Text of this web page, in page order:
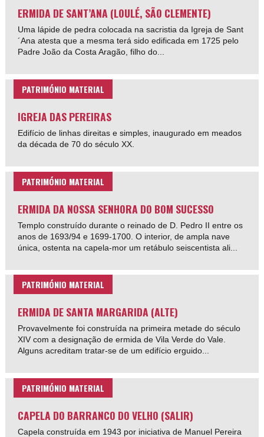
ERMIDA DE SANT’ANA (LOULÉ, SÃO CLEMENTE)
Uma lápide de pedra colocada na sacristia da Igreja de Sant
´Ana atesta que a mesma terá sido edificada em 1725 pelo
Padre João da Costa Aragão, filho do...
PATRIMÓNIO MATERIAL
IGREJA DAS PEREIRAS
Edifício de linhas direitas e simples, inaugurado em meados
da década de 70 do século XX.
PATRIMÓNIO MATERIAL
ERMIDA DA NOSSA SENHORA DO BOM SUCESSO
Templo construído durante o reinado de D. Pedro II entre os
anos de 1693/94 e 1699-1700. O interior, de ampla nave
única, ostenta na capela-mor um retábulo seiscentista ali...
PATRIMÓNIO MATERIAL
ERMIDA DE SANTA MARGARIDA (ALTE)
Provavelmente foi construída na primeira metade do século
XIV com a designação de ermida de Vila Verde do Vale.
Alguns acreditam tratar-se de um edifício erguido...
PATRIMÓNIO MATERIAL
CAPELA DO BARRANCO DO VELHO (SALIR)
Capela construída em 1943 por iniciativa de Manuel Pereira